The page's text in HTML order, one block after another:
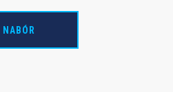
NABÓR